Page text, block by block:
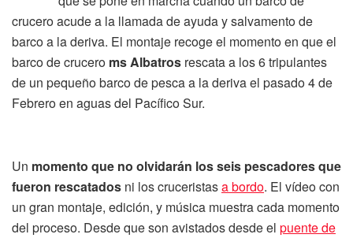
crucero acude a la llamada de ayuda y salvamento de
barco a la deriva. El montaje recoge el momento en que el
barco de crucero ms Albatros rescata a los 6 tripulantes
de un pequeño barco de pesca a la deriva el pasado 4 de
Febrero en aguas del Pacífico Sur.
Un momento que no olvidarán los seis pescadores que
fueron rescatados ni los cruceristasa bordo. El vídeo con
un gran montaje, edición, y música muestra cada momento
del proceso. Desde que son avistados desde el puente de